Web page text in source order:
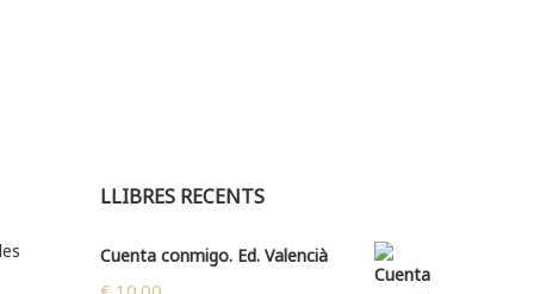
LLIBRES RECENTS
Cuenta conmigo. Ed. Valencià